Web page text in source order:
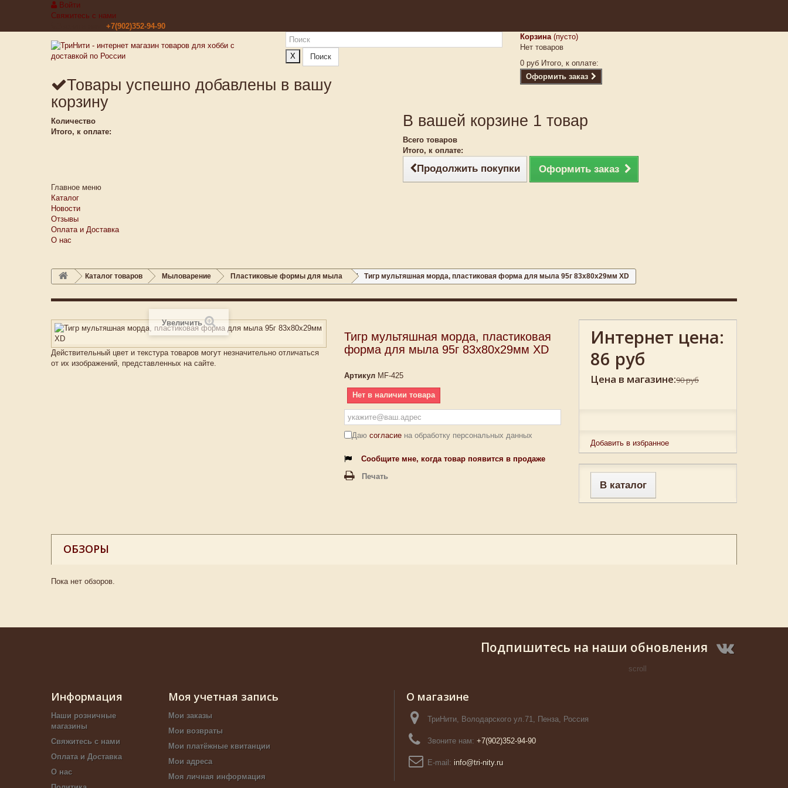
Войти
Свяжитесь с нами
+7(902)352-94-90
X Поиск
Корзина (пусто)
Нет товаров
0 руб Итого, к оплате:
Оформить заказ
Товары успешно добавлены в вашу
корзину
Количество
Итого, к оплате:
В вашей корзине 1 товар
Всего товаров
Итого, к оплате:
Продолжить покупки Оформить заказ
Главное меню
Каталог
Новости
Отзывы
Оплата и Доставка
О нас
Каталог товаров Мыловарение Пластиковые формы для мыла Тигр мультяшная морда, пластиковая форма для мыла 95г 83х80х29мм XD
Увеличить
Действительный цвет и текстура товаров могут незначительно отличаться
от их изображений, представленных на сайте.
Тигр мультяшная морда, пластиковая
форма для мыла 95г 83х80х29мм XD
Артикул MF-425
Нет в наличии товара
Даю согласие на обработку персональных данных
Сообщите мне, когда товар появится в продаже
Печать
Интернет цена:
86 руб
Цена в магазине:90 руб
Добавить в избранное
В каталог
ОБЗОРЫ
Пока нет обзоров.
Подпишитесь на наши обновления
Информация
Наши розничные
магазины
Свяжитесь с нами
Оплата и Доставка
О нас
Моя учетная запись
Мои заказы
Мои возвраты
Мои платёжные квитанции
Мои адреса
Моя личная информация
О магазине
ТриНити, Володарского ул.71, Пенза, Россия
Звоните нам: +7(902)352-94-90
E-mail: info@tri-nity.ru
scroll